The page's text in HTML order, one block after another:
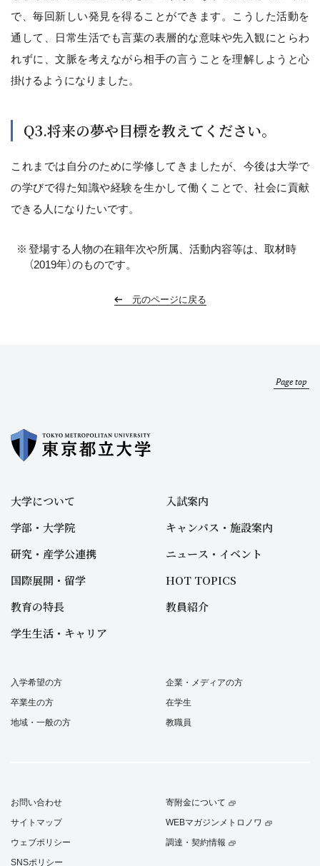
で、毎回新しい発見を得ることができます。こうした活動を
通して、日常生活でも言葉の表層的な意味や先入観にとらわ
れずに、文脈を考えながら相手の言うことを理解しようと心
掛けるようになりました。
Q3.将来の夢や目標を教えてください。
これまでは自分のために学修してきましたが、今後は大学で
の学びで得た知識や経験を生かして働くことで、社会に貢献
できる人になりたいです。
登場する人物の在籍年次や所属、活動内容等は、取材時
（2019年）のものです。
元のページに戻る
Page top
大学について
学部・大学院
研究・産学公連携
国際展開・留学
教育の特長
学生生活・キャリア
入試案内
キャンパス・施設案内
ニュース・イベント
HOT TOPICS
教員紹介
入学希望の方
卒業生の方
地域・一般の方
企業・メディアの方
在学生
教職員
お問い合わせ
サイトマップ
ウェブポリシー
SNSポリシー
寄附金について
WEBマガジンメトロノワ
調達・契約情報